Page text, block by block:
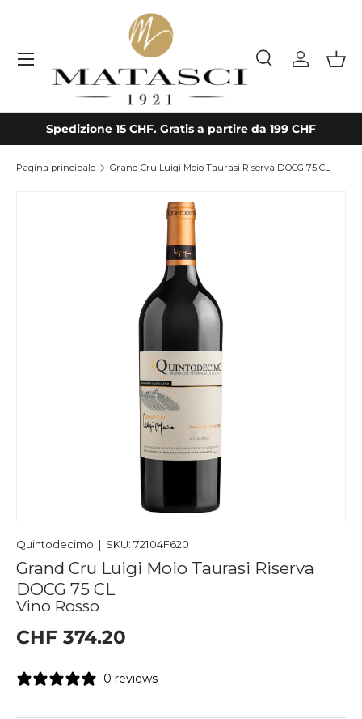
Passa ai contenuti
Cerca
Tipo prodotto
Tutto
CercaAccedi
Menu
Spedizione 15 CHF. Gratis a partire da 199 CHF
Pagina principale Grand Cru Luigi Moio Taurasi Riserva DOCG 75 CL
Quintodecimo | SKU: 72104F620
Grand Cru Luigi Moio Taurasi Riserva
DOCG 75 CL
Vino Rosso
CHF 374.20
0 reviews